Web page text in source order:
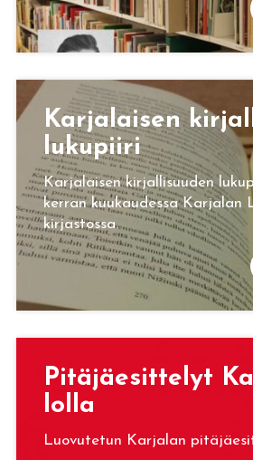
Kar­ja­lai­sen
lu­ku­pii­ri
Karjalaisen kirjallisuuden
kerran kuukaudessa Karjalan
kirjastossa.
Pi­tä­jäe­sit­te­lyt
lol­la
Luovutetun Karjalan